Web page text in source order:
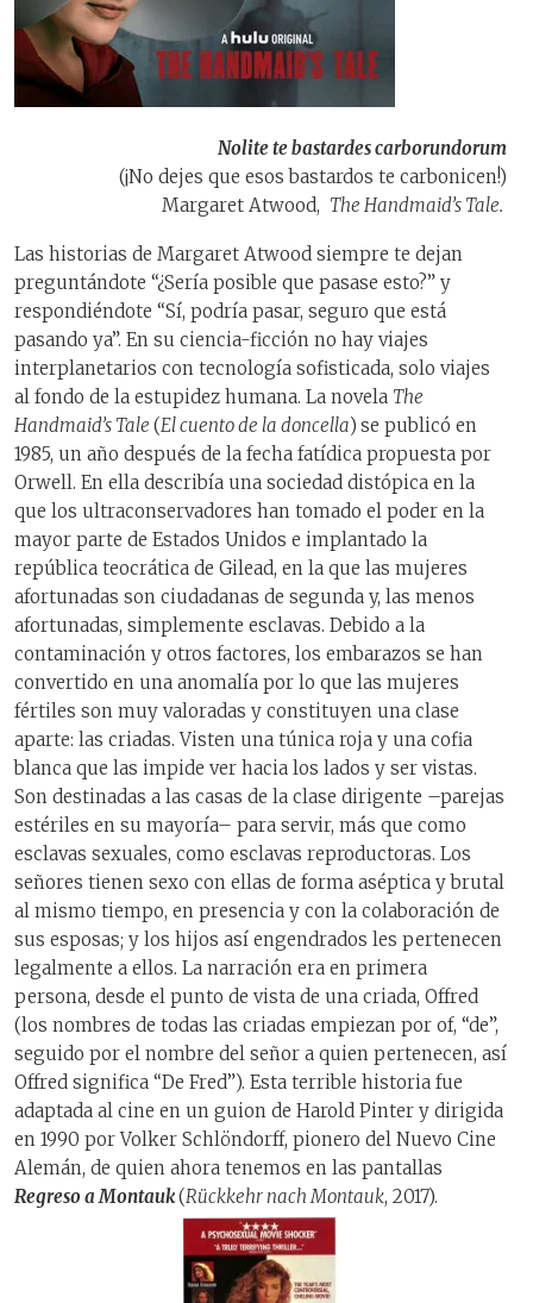
Nolite te bastardes carborundorum
(¡No dejes que esos bastardos te carbonicen!)
Margaret Atwood, The Handmaid’s Tale.
Las historias de Margaret Atwood siempre te dejan
preguntándote “¿Sería posible que pasase esto?” y
respondiéndote “Sí, podría pasar, seguro que está
pasando ya”. En su ciencia-ficción no hay viajes
interplanetarios con tecnología sofisticada, solo viajes
al fondo de la estupidez humana. La novela The
Handmaid’s Tale (El cuento de la doncella) se publicó en
1985, un año después de la fecha fatídica propuesta por
Orwell. En ella describía una sociedad distópica en la
que los ultraconservadores han tomado el poder en la
mayor parte de Estados Unidos e implantado la
república teocrática de Gilead, en la que las mujeres
afortunadas son ciudadanas de segunda y, las menos
afortunadas, simplemente esclavas. Debido a la
contaminación y otros factores, los embarazos se han
convertido en una anomalía por lo que las mujeres
fértiles son muy valoradas y constituyen una clase
aparte: las criadas. Visten una túnica roja y una cofia
blanca que las impide ver hacia los lados y ser vistas.
Son destinadas a las casas de la clase dirigente –parejas
estériles en su mayoría– para servir, más que como
esclavas sexuales, como esclavas reproductoras. Los
señores tienen sexo con ellas de forma aséptica y brutal
al mismo tiempo, en presencia y con la colaboración de
sus esposas; y los hijos así engendrados les pertenecen
legalmente a ellos. La narración era en primera
persona, desde el punto de vista de una criada, Offred
(los nombres de todas las criadas empiezan por of, “de”,
seguido por el nombre del señor a quien pertenecen, así
Offred significa “De Fred”). Esta terrible historia fue
adaptada al cine en un guion de Harold Pinter y dirigida
en 1990 por Volker Schlöndorff, pionero del Nuevo Cine
Alemán, de quien ahora tenemos en las pantallas
Regreso a Montauk(Rückkehr nach Montauk, 2017).